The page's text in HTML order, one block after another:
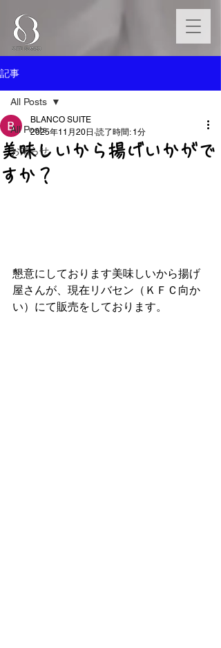
記事
All Posts
お知らせ
All Posts
美味しいから揚げいかがで
すか？
BLANCO SUITE
2025年11月20日 読了時間: 1分
懇意にしております美味しいから揚げ
屋さんが、現在リバセン（ＫＦＣ向か
い）にて販売をしております。